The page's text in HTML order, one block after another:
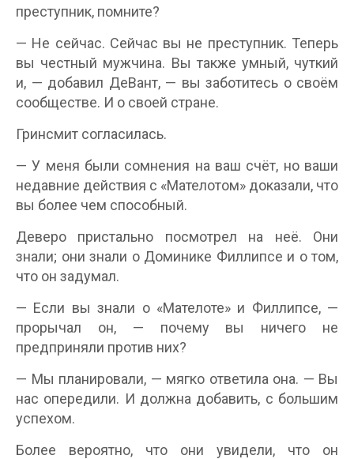
преступник, помните?
— Не сейчас. Сейчас вы не преступник. Теперь
вы честный мужчина. Вы также умный, чуткий
и, — добавил ДеВант, — вы заботитесь о своём
сообществе. И о своей стране.
Гринсмит согласилась.
— У меня были сомнения на ваш счёт, но ваши
недавние действия с «Мателотом» доказали, что
вы более чем способный.
Деверо пристально посмотрел на неё. Они
знали; они знали о Доминике Филлипсе и о том,
что он задумал.
— Если вы знали о «Мателоте» и Филлипсе, —
прорычал он, — почему вы ничего не
предприняли против них?
— Мы планировали, — мягко ответила она. — Вы
нас опередили. И должна добавить, с большим
успехом.
Более вероятно, что они увидели, что он